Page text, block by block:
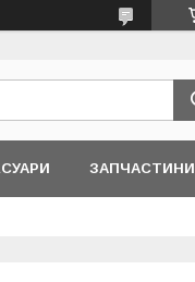
ЗАПЧАСТИНИ